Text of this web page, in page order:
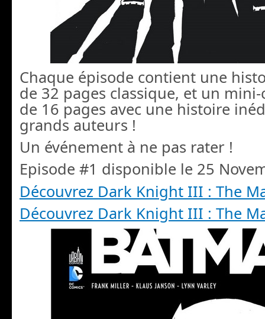
Chaque épisode contient une
de 32 pages classique, et un
de 16 pages avec une histoire
grands auteurs !
Un événement à ne pas rater !
Episode #1 disponible le 25
Découvrez Dark Knight III : The
Découvrez Dark Knight III : The